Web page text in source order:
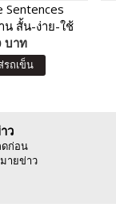
Sentences
น สั้น-ง่าย-ใช้
ย
บาท
รถเข็น
ว
ก่อน
ายข่าว